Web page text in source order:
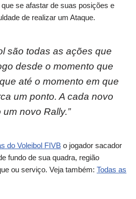
se afastar de suas posições e
de realizar um Ataque.
são todas as ações que
desde o momento que
até o momento em que
um ponto. A cada novo
novo Rally.”
do Voleibol FIVB o jogador sacador
fundo de sua quadra, região
ou serviço. Veja também: Todas as